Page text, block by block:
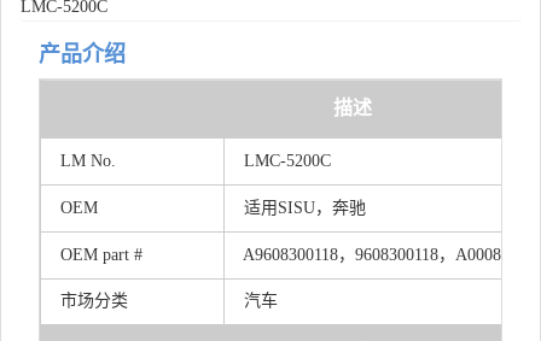
LMC-5200C
产品介绍
描述
LM No. LMC-5200C
OEM 适用SISU，奔驰
OEM part # A9608300118，9608300118，A00083097
市场分类 汽车